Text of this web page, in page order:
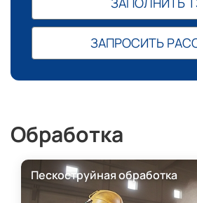
ЗАПРОСИТЬ
Обработка
Пескоструйная обработка